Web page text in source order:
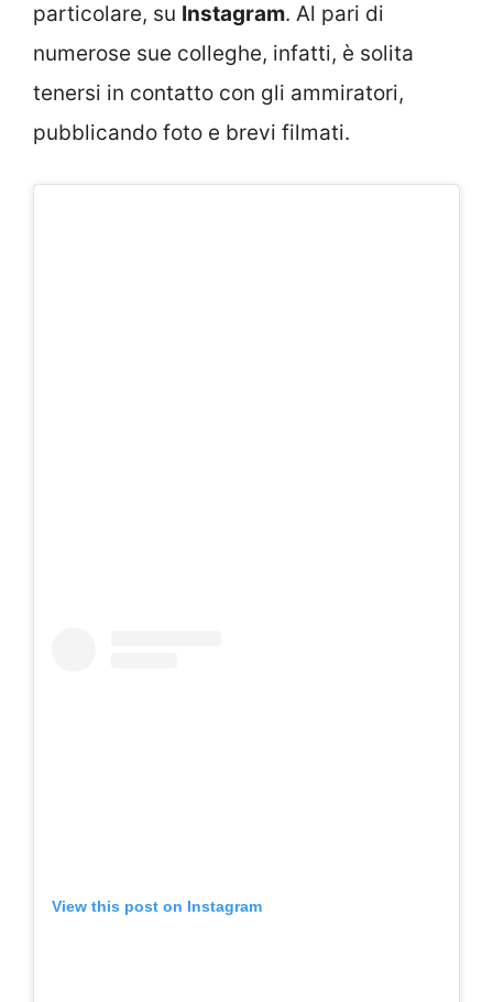
particolare, su Instagram. Al pari di
numerose sue colleghe, infatti, è solita
tenersi in contatto con gli ammiratori,
pubblicando foto e brevi filmati.
View this post on Instagram